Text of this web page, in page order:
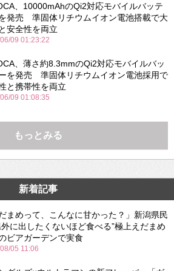
、10000mAhのQi2対応モバイルバッテ
発売 準固体リチウムイオン電池搭載で大
安全性を両立
09 01:23:22
、薄さ約8.3mmのQi2対応モバイルバッ
を発売 準固体リチウムイオン電池採用で
と携帯性を両立
09 01:08:35
もっとみる
新着記事
だまめって、こんなに甘かった？」新潟県民
外に出したくないほど食べる”極上えだまめ
ビアガーデンで実食
05 11:06